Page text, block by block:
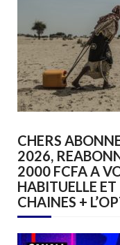
CHERS
2026,
2000 FCFA A
HABITUELLE
CHAINES +